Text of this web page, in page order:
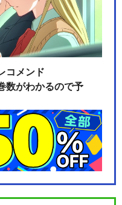
コメンド
数がわかるので予